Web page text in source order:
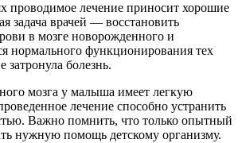
проводимое лечение приносит хорошие
задача врачей — восстановить
в мозге новорожденного и
нормального функционирования тех
затронула болезнь.
мозга у малыша имеет легкую
лечение способно устранить
Важно помнить, что только опытный
нужную помощь детскому организму.